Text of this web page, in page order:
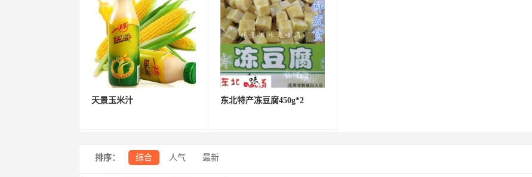
天景玉米汁 东北特产冻豆腐450g*2
排序： 综合 人气 最新